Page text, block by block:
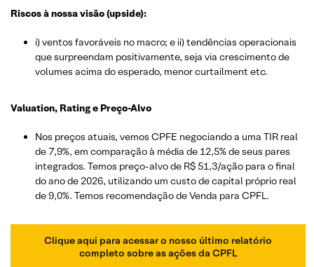
Riscos à nossa visão (upside):
i) ventos favoráveis no macro; e ii) tendências operacionais
que surpreendam positivamente, seja via crescimento de
volumes acima do esperado, menor curtailment etc.
Valuation, Rating e Preço-Alvo
Nos preços atuais, vemos CPFE negociando a uma TIR real
de 7,9%, em comparação à média de 12,5% de seus pares
integrados. Temos preço-alvo de R$ 51,3/ação para o final
do ano de 2026, utilizando um custo de capital próprio real
de 9,0%. Temos recomendação de Venda para CPFL.
Clique aqui para acessar o nosso último relatório
completo sobre as ações da CPFL